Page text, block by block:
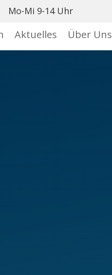
Mo-Mi 9-14 Uhr
Aktuelles Über Uns